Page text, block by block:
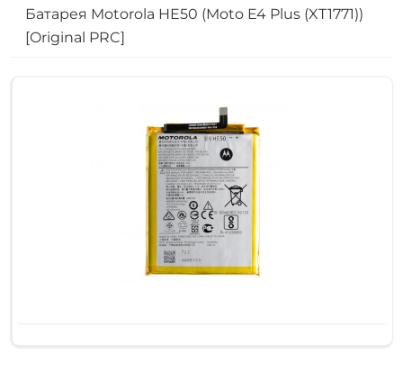
Батарея Motorola HE50 (Moto E4 Plus (XT1771))
[Original PRC]